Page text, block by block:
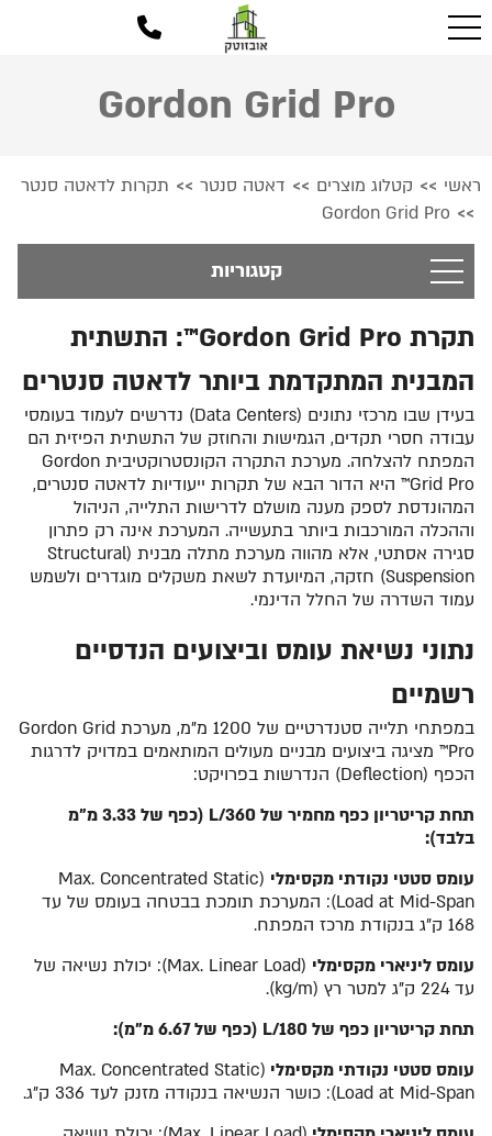
Gordon Grid Pro
ראשי >> קטלוג מוצרים >> דאטה סנטר >> תקרות לדאטה סנטר
>>
Gordon Grid Pro
קטגוריות
תקרת Gordon Grid Pro™: התשתית
המבנית המתקדמת ביותר לדאטה סנטרים
בעידן שבו מרכזי נתונים (Data Centers) נדרשים לעמוד בעומסי
עבודה חסרי תקדים, הגמישות והחוזק של התשתית הפיזית הם
המפתח להצלחה. מערכת התקרה הקונסטרוקטיבית Gordon
Grid Pro™ היא הדור הבא של תקרות ייעודיות לדאטה סנטרים,
המהונדסת לספק מענה מושלם לדרישות התלייה, הניהול
וההכלה המורכבות ביותר בתעשייה. המערכת אינה רק פתרון
סגירה אסתטי, אלא מהווה מערכת מתלה מבנית (Structural
Suspension) חזקה, המיועדת לשאת משקלים מוגדרים ולשמש
עמוד השדרה של החלל הדינמי.
נתוני נשיאת עומס וביצועים הנדסיים
רשמיים
במפתחי תלייה סטנדרטיים של 1200 מ"מ, מערכת Gordon Grid
Pro™ מציגה ביצועים מבניים מעולים המותאמים במדויק לדרגות
הכפף (Deflection) הנדרשות בפרויקט:
תחת קריטריון כפף מחמיר של L/360 (כפף של 3.33 מ"מ
בלבד):
עומס סטטי נקודתי מקסימלי (Max. Concentrated Static
Load at Mid-Span): המערכת תומכת בבטחה בעומס של עד
168 ק"ג בנקודת מרכז המפתח.
עומס ליניארי מקסימלי
(Max. Linear Load): יכולת נשיאה של
עד 224 ק"ג למטר רץ (kg/m).
תחת קריטריון כפף של L/180 (כפף של 6.67 מ"מ):
עומס סטטי נקודתי מקסימלי (Max. Concentrated Static
Load at Mid-Span): כושר הנשיאה בנקודה מזנק לעד 336 ק"ג.